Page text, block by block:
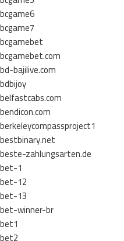
bcgame6
bcgame7
bcgamebet
bcgamebet.com
bd-bajilive.com
bdbijoy
belfastcabs.com
bendicon.com
berkeleycompassproject1
bestbinary.net
beste-zahlungsarten.de
bet-1
bet-12
bet-13
bet-winner-br
bet1